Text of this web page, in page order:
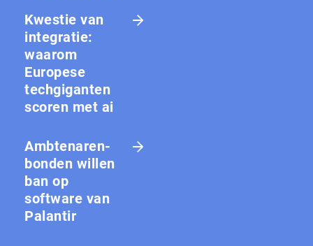
Kwestie van
integratie:
waarom
Europese
techgiganten
scoren met ai
Amb­te­na­ren­
bon­den willen
ban op
software van
Palantir